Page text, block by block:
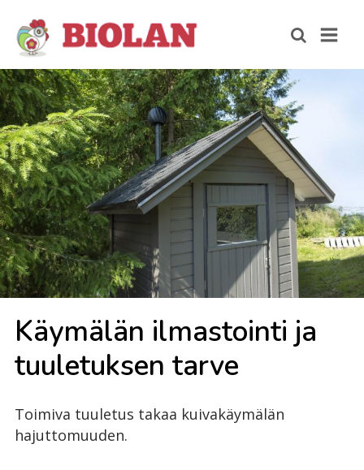
Käy­mä­län il­mas­toin­ti ja
tuu­le­tuk­sen tar­ve
Toimiva tuuletus takaa kuivakäymälän
hajuttomuuden.